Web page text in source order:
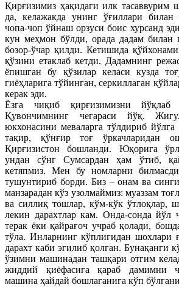
Қирғизимиз ҳақидаги илк тасаввурим
да, келажакда унинг ўғиллари
чопа-чоп ўйнаш орзуси боис хурсанд
кун меҳмон бўлди, орада дадам билан
бозор-ўчар қилди. Кетишида
қўзини етаклаб кетди. Дадамнинг
ёпишган бу қўзилар келаси кузда
гиёҳларига тўйинган, серкиллаган
керак эди.
Ёзга чиқиб қирғизимизни йўқлаб
Қувончимнинг чегараси йўқ.
юкхонасини меваларга тўлдириб
тақир, қўнғир тоғ ўркачларидан
Қирғизистон бошланди. Юқорига
ундан сўнг Сумсардан ҳам ўтиб,
кетяпмиз. Мен бу номларни
тушунтириб борди. Биз – онам ва
манзарадан кўз узолмаймиз: муаззам
ва силлиқ тошлар, кўм-кўк ўтлоқлар,
лекин дарахтлар кам. Онда-сонда йўл
терак ёки қайрағоч учраб қолади,
тўла. Инларнинг кўплигидан шохлари
дарахт каби эгилиб қолган. Бунақанги
ўзимни машинадан ташқари отгим
жиддий қиёфасига қараб дамимни
машина ҳайдай бошлаганига кўп